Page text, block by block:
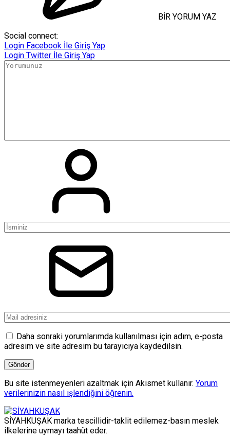
BİR YORUM YAZ
Social connect:
Login Facebook İle Giriş Yap
Login Twitter İle Giriş Yap
Daha sonraki yorumlarımda kullanılması için adım, e-posta
adresim ve site adresim bu tarayıcıya kaydedilsin.
Bu site istenmeyenleri azaltmak için Akismet kullanır. Yorum
verilerinizin nasıl işlendiğini öğrenin.
SİYAHKUŞAK marka tescillidir-taklit edilemez-basın meslek
ilkelerine uymayı taahüt eder.